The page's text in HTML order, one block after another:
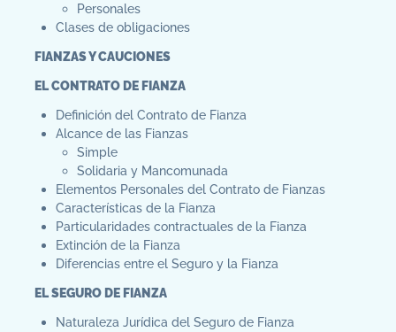
Personales
Clases de obligaciones
FIANZAS Y CAUCIONES
EL CONTRATO DE FIANZA
Definición del Contrato de Fianza
Alcance de las Fianzas
Simple
Solidaria y Mancomunada
Elementos Personales del Contrato de Fianzas
Características de la Fianza
Particularidades contractuales de la Fianza
Extinción de la Fianza
Diferencias entre el Seguro y la Fianza
EL SEGURO DE FIANZA
Naturaleza Jurídica del Seguro de Fianza